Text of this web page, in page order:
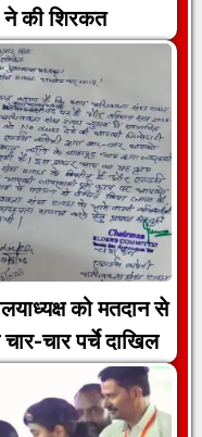
ने की शिरकत
को मतदान से
चार पर्चे दाखिल